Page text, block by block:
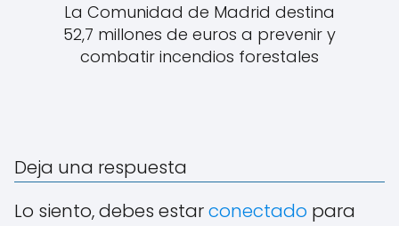
La Comunidad de Madrid destina
52,7 millones de euros a prevenir y
combatir incendios forestales
Deja una respuesta
Lo siento, debes estarconectado para